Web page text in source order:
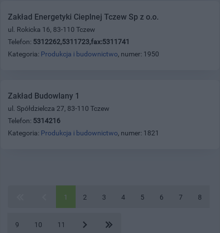
Zakład Energetyki Cieplnej Tczew Sp z o.o.
ul. Rokicka 16, 83-110 Tczew
Telefon: 5312262,5311723,fax:5311741
Kategoria: Produkcja i budownictwo, numer: 1950
Zakład Budowlany 1
ul. Spółdzielcza 27, 83-110 Tczew
Telefon: 5314216
Kategoria: Produkcja i budownictwo, numer: 1821
1 2 3 4 5 6 7 8
9 10 11